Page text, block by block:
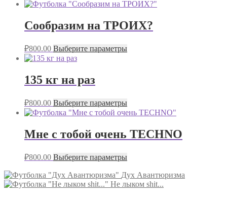
Сообразим на ТРОИХ?
₽800.00 Выберите параметры
135 кг на раз
₽800.00 Выберите параметры
Мне с тобой очень TECHNO
₽800.00 Выберите параметры
Дух Авантюризма
Не лыком shit...